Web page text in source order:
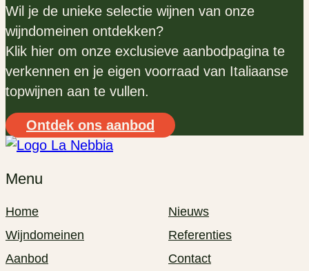
Wil je de unieke selectie wijnen van onze
wijndomeinen ontdekken?
Klik hier om onze exclusieve aanbodpagina te
verkennen en je eigen voorraad van Italiaanse
topwijnen aan te vullen.
Ontdek ons aanbod
Menu
Home
Wijndomeinen
Aanbod
Nieuws
Referenties
Contact